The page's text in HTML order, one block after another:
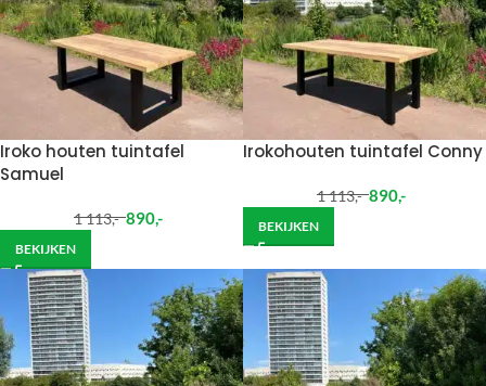
Iroko houten tuintafel
Samuel
1 113,- 890,-
BEKIJKEN
Irokohouten tuintafel Conny
1 113,- 890,-
BEKIJKEN